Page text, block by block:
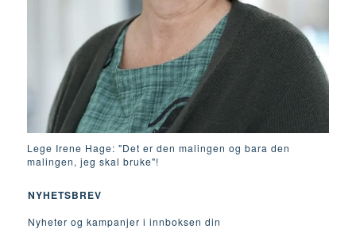
Lege Irene Hage: "Det er den malingen og bara den
malingen, jeg skal bruke"!
NYHETSBREV
Nyheter og kampanjer i innboksen din